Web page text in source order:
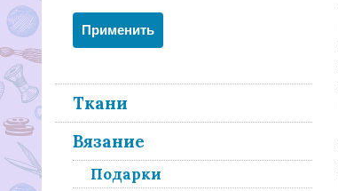
Ткани
Вязание
Подарки